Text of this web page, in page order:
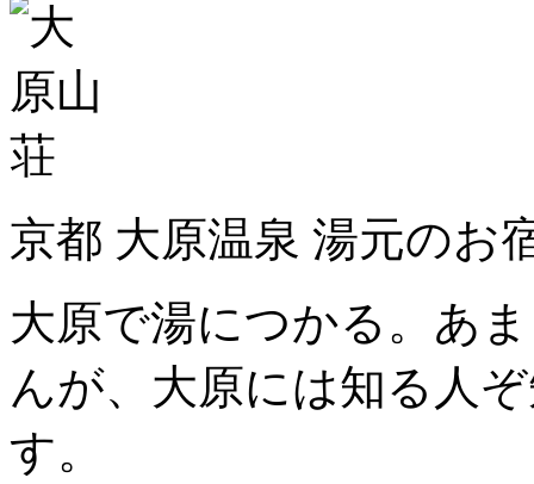
京都 大原温泉 湯元の
大原で湯につかる。あ
んが、大原には知る人
す。